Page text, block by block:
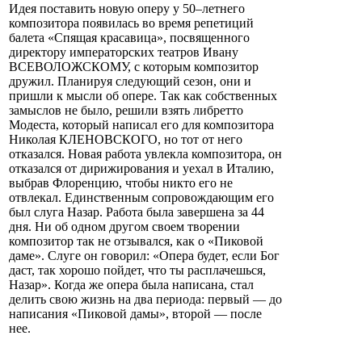
Идея поставить новую оперу у 50–летнего
композитора появилась во время репетиций
балета «Спящая красавица», посвященного
директору императорских театров Ивану
ВСЕВОЛОЖСКОМУ, с которым композитор
дружил. Планируя следующий сезон, они и
пришли к мысли об опере. Так как собственных
замыслов не было, решили взять либретто
Модеста, который написал его для композитора
Николая КЛЕНОВСКОГО, но тот от него
отказался. Новая работа увлекла композитора, он
отказался от дирижирования и уехал в Италию,
выбрав Флоренцию, чтобы никто его не
отвлекал. Единственным сопровождающим его
был слуга Назар. Работа была завершена за 44
дня. Ни об одном другом своем творении
композитор так не отзывался, как о «Пиковой
даме». Слуге он говорил: «Опера будет, если Бог
даст, так хорошо пойдет, что ты расплачешься,
Назар». Когда же опера была написана, стал
делить свою жизнь на два периода: первый — до
написания «Пиковой дамы», второй — после
нее.